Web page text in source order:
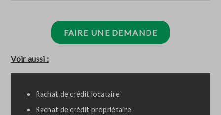
FAIRE UNE DEMANDE
Voir aussi :
Rachat de crédit locataire
Rachat de crédit propriétaire